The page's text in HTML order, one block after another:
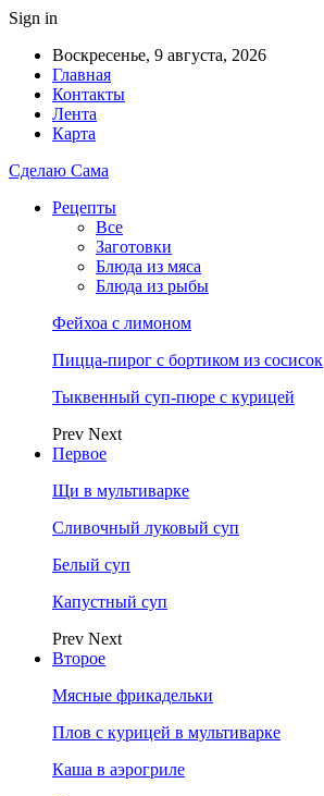
Sign in
Воскресенье, 9 августа, 2026
Главная
Контакты
Лента
Карта
Сделаю Сама
Рецепты
Все
Заготовки
Блюда из мяса
Блюда из рыбы
Фейхоа с лимоном
Пицца-пирог с бортиком из сосисок
Тыквенный суп-пюре с курицей
Prev Next
Первое
Щи в мультиварке
Сливочный луковый суп
Белый суп
Капустный суп
Prev Next
Второе
Мясные фрикадельки
Плов с курицей в мультиварке
Каша в аэрогриле